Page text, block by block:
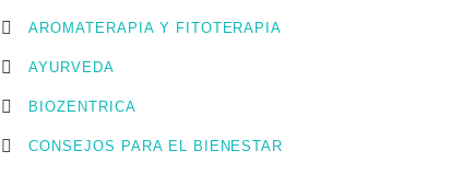
AROMATERAPIA Y FITOTERAPIA
AYURVEDA
BIOZENTRICA
CONSEJOS PARA EL BIENESTAR